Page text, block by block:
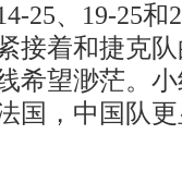
25、19-25
接着和捷克
希望渺茫。
国，中国队